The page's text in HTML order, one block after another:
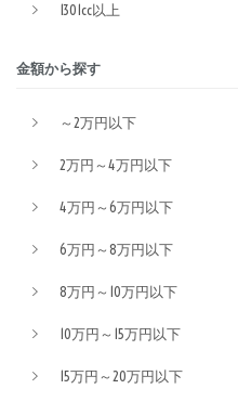
1301cc以上
金額から探す
～2万円以下
2万円～4万円以下
4万円～6万円以下
6万円～8万円以下
8万円～10万円以下
10万円～15万円以下
15万円～20万円以下